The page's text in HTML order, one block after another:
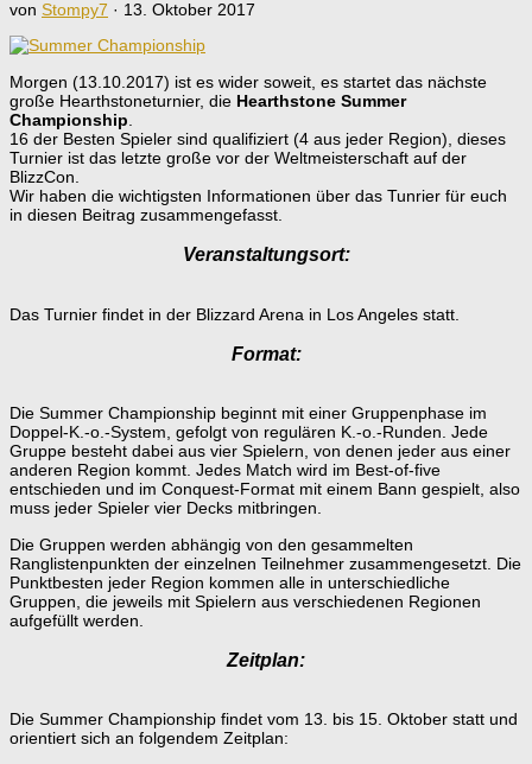
von Stompy7 · 13. Oktober 2017
Morgen (13.10.2017) ist es wider soweit, es startet das nächste
große Hearthstoneturnier, die Hearthstone Summer
Championship
16 der Besten Spieler sind qualifiziert (4 aus jeder Region), dieses
Turnier ist das letzte große vor der Weltmeisterschaft auf der
BlizzCon.
Wir haben die wichtigsten Informationen über das Tunrier für euch
in diesen Beitrag zusammengefasst.
Veranstaltungsort:
Das Turnier findet in der Blizzard Arena in Los Angeles statt.
Format:
Die Summer Championship beginnt mit einer Gruppenphase im
Doppel-K.-o.-System, gefolgt von regulären K.-o.-Runden. Jede
Gruppe besteht dabei aus vier Spielern, von denen jeder aus einer
anderen Region kommt. Jedes Match wird im Best-of-five
entschieden und im Conquest-Format mit einem Bann gespielt, also
muss jeder Spieler vier Decks mitbringen.
Die Gruppen werden abhängig von den gesammelten
Ranglistenpunkten der einzelnen Teilnehmer zusammengesetzt. Die
Punktbesten jeder Region kommen alle in unterschiedliche
Gruppen, die jeweils mit Spielern aus verschiedenen Regionen
aufgefüllt werden.
Zeitplan:
Die Summer Championship findet vom 13. bis 15. Oktober statt und
orientiert sich an folgendem Zeitplan: